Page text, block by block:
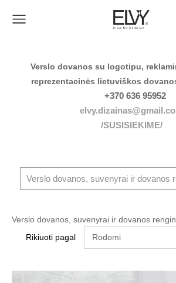
Verslo dovanos su logotipu,
reprezentacinės lietuviškos
+370 636 95952
/SUSISIEKIME/
Verslo dovanos, suvenyrai ir dovanos
Verslo dovanos, suvenyrai ir dovanos
Rikiuoti pagal